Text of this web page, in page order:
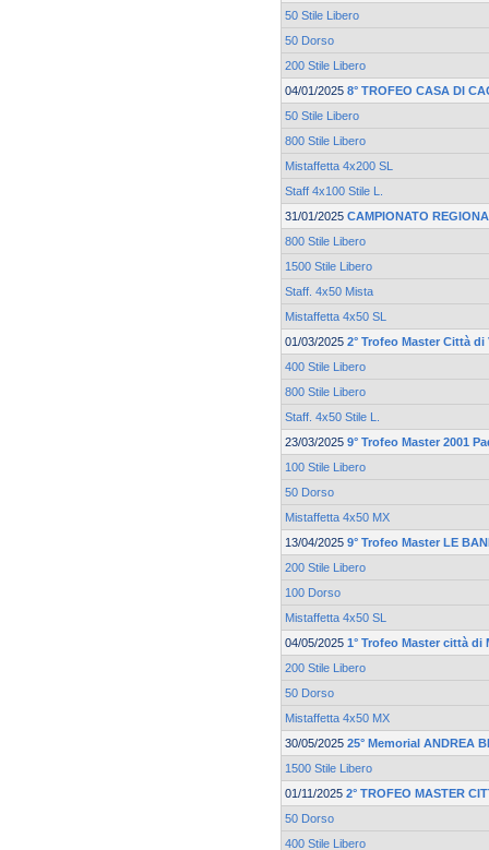
50 Stile Libero
50 Dorso
200 Stile Libero
04/01/2025 8° TROFEO CASA DI
50 Stile Libero
800 Stile Libero
Mistaffetta 4x200 SL
Staff 4x100 Stile L.
31/01/2025 CAMPIONATO
800 Stile Libero
1500 Stile Libero
Staff. 4x50 Mista
Mistaffetta 4x50 SL
01/03/2025 2° Trofeo Master Città
400 Stile Libero
800 Stile Libero
Staff. 4x50 Stile L.
23/03/2025 9° Trofeo Master 2001
100 Stile Libero
50 Dorso
Mistaffetta 4x50 MX
13/04/2025 9° Trofeo Master LE
200 Stile Libero
100 Dorso
Mistaffetta 4x50 SL
04/05/2025 1° Trofeo Master città di
200 Stile Libero
50 Dorso
Mistaffetta 4x50 MX
30/05/2025 25° Memorial ANDREA
1500 Stile Libero
01/11/2025 2° TROFEO MASTER
50 Dorso
400 Stile Libero